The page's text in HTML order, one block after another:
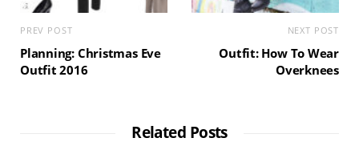
PREV POST
Planning: Christmas Eve
Outfit 2016
NEXT POST
Outfit: How To Wear
Overknees
Related Posts